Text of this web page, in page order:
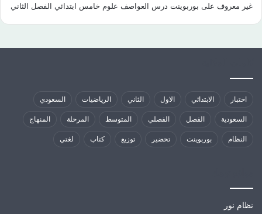
غير معروف على بوربوينت درس العواصف علوم خامس ابتدائي الفصل الثاني
اختبار الابتدائي الاول الثاني الرياضيات السعودي
السعودية الفصل الفصلي المتوسط المرحلة المنهاج
النظام بوربوينت تحضير توزيع كتاب لغتي
نظام نور